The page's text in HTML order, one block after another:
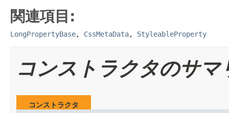
関連項目:
LongPropertyBase, CssMetaData, StyleableProperty
コンストラクタのサマ
コンストラクタ